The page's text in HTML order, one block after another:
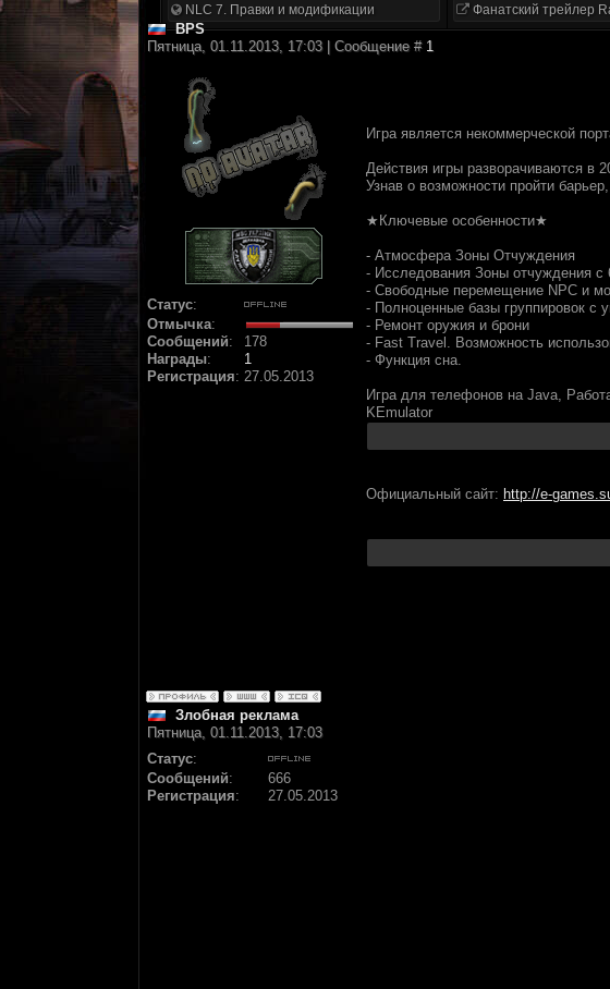
NLC 7. Правки и модификации
Фанатский трейлер
BPS
Пятница, 01.11.2013, 17:03 | Сообщение # 1
Статус:
Отмычка:
Сообщений:
178
Награды:
1
Регистрация: 27.05.2013
Игра является некоммерческой
Действия игры разворачиваются в
Узнав о возможности пройти
★Ключевые особенности★
- Атмосфера Зоны Отчуждения
- Исследования Зоны отчуждения с
- Свободные перемещение NPC и
- Полноценные базы группировок с
- Ремонт оружия и брони
- Fast Travel. Возможность
- Функция сна.
Игра для телефонов на Java,
KEmulator
Официальный сайт: http://e-
Злобная реклама
Пятница, 01.11.2013, 17:03
Статус:
Сообщений:
666
Регистрация: 27.05.2013